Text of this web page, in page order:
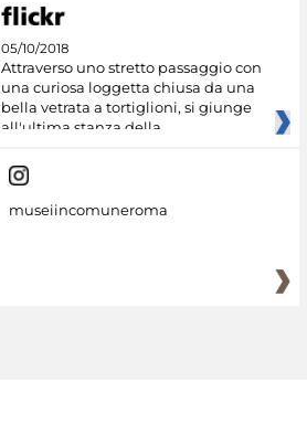
05/10/2018
Attraverso uno stretto passaggio con
una curiosa loggetta chiusa da una
bella vetrata a tortiglioni, si giunge
all'ultima stanza della
museiincomuneroma